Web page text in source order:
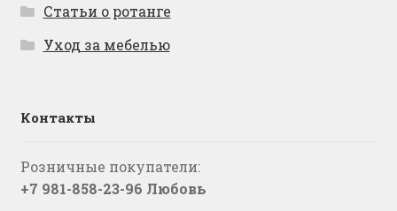
Статьи о ротанге
Уход за мебелью
Контакты
Розничные покупатели:
+7 981-858-23-96 Любовь